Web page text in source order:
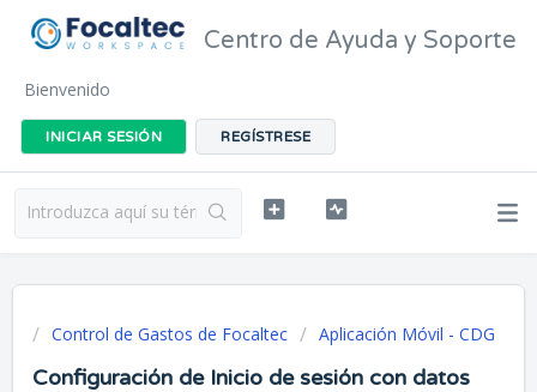
Centro de Ayuda y Soporte
Bienvenido
INICIAR SESIÓN REGÍSTRESE
Control de Gastos de Focaltec Aplicación Móvil - CDG
Configuración de Inicio de sesión con datos